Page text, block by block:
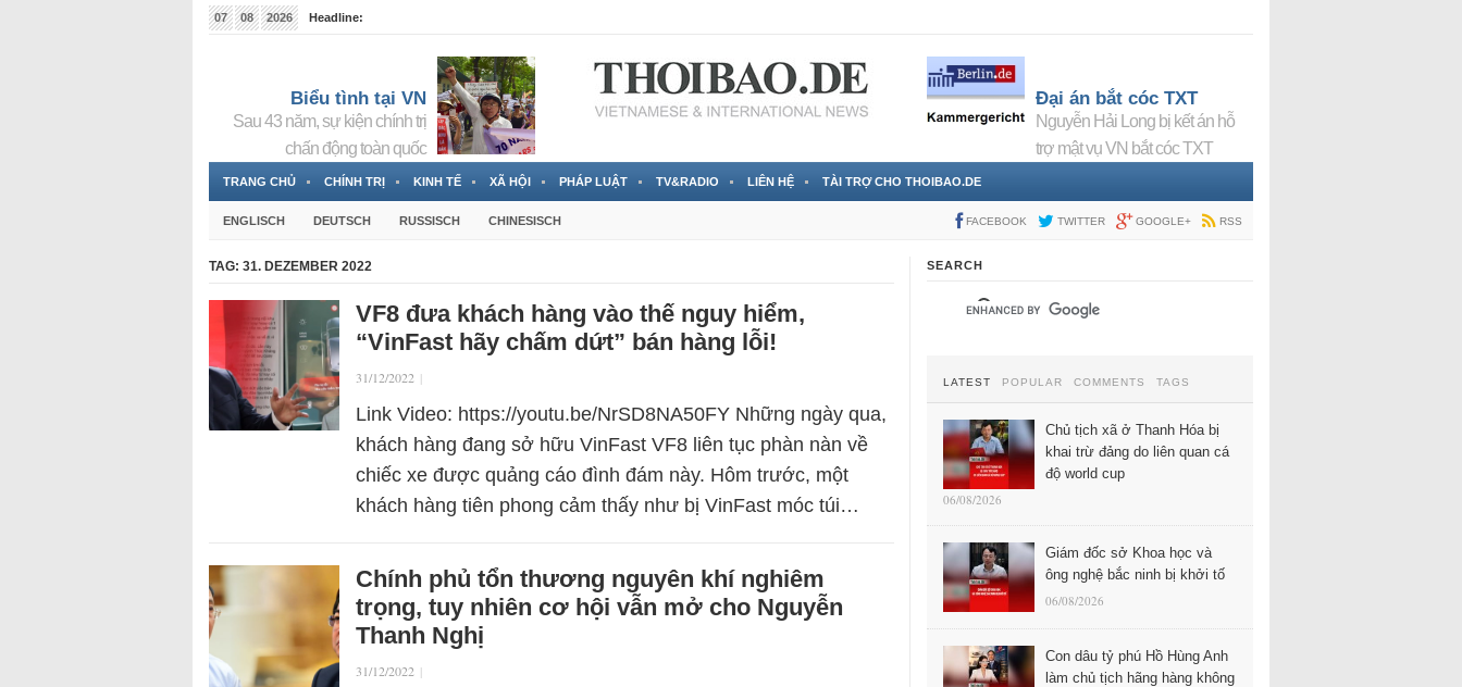
07 08 2026
Headline:
Biểu tình tại VN
Sau 43 năm, sự kiện chính trị
chấn động toàn quốc
Đại án bắt cóc TXT
Nguyễn Hải Long bị kết án hỗ
trợ mật vụ VN bắt cóc TXT
TRANG CHỦ CHÍNH TRỊ KINH TẾ XÃ HỘI PHÁP LUẬT TV&RADIO LIÊN HỆ TÀI TRỢ CHO THOIBAO.DE
ENGLISCH DEUTSCH RUSSISCH CHINESISCH FACEBOOK TWITTER GOOGLE+ RSS
TAG: 31. DEZEMBER 2022
VF8 đưa khách hàng vào thế nguy hiểm,
“VinFast hãy chấm dứt” bán hàng lỗi!
31/12/2022 |
Link Video: https://youtu.be/NrSD8NA50FY Những ngày qua,
khách hàng đang sở hữu VinFast VF8 liên tục phàn nàn về
chiếc xe được quảng cáo đình đám này. Hôm trước, một
khách hàng tiên phong cảm thấy như bị VinFast móc túi…
Chính phủ tổn thương nguyên khí nghiêm
trọng, tuy nhiên cơ hội vẫn mở cho Nguyễn
Thanh Nghị
31/12/2022 |
SEARCH
LATEST POPULAR COMMENTS TAGS
Chủ tịch xã ở Thanh Hóa bị
khai trừ đảng do liên quan cá
độ world cup
06/08/2026
Giám đốc sở Khoa học và
ông nghệ bắc ninh bị khởi tố
06/08/2026
Con dâu tỷ phú Hồ Hùng Anh
làm chủ tịch hãng hàng không